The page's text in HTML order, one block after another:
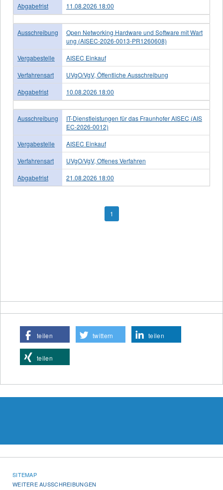
Abgabefrist
11.08.2026 18:00
Ausschreibung
Open Networking Hardware und Software mit Wart
ung (AISEC-2026-0013-PR1260608)
Vergabestelle
AISEC Einkauf
Verfahrensart
UVgO/VgV, Öffentliche Ausschreibung
Abgabefrist
10.08.2026 18:00
Ausschreibung
IT-Dienstleistungen für das Fraunhofer AISEC (AIS
EC-2026-0012)
Vergabestelle
AISEC Einkauf
Verfahrensart
UVgO/VgV, Offenes Verfahren
Abgabefrist
21.08.2026 18:00
1
teilen twittern teilen
teilen
SITEMAP
WEITERE AUSSCHREIBUNGEN